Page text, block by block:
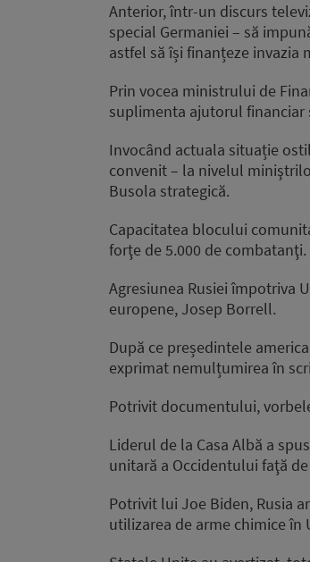
Anterior, într-un discurs
special Germaniei – să
astfel să își finanțeze invazia
Prin vocea ministrului de
suplimenta ajutorul financiar
Invocând actuala situație
convenit – la nivelul
Busola strategică.
Capacitatea blocului
forţe de 5.000 de combatanţi.
Agresiunea Rusiei împotriva
europene, Josep Borrell.
După ce președintele
exprimat nemulțumirea în
Potrivit documentului,
Liderul de la Casa Albă a
unitară a Occidentului faţă
Potrivit lui Joe Biden, Rusia
utilizarea de arme chimice în